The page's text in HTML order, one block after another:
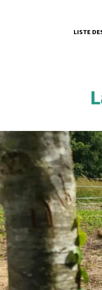
LISTE